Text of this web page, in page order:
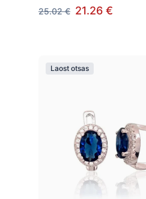
25.02 € 21.26 €
Laost otsas